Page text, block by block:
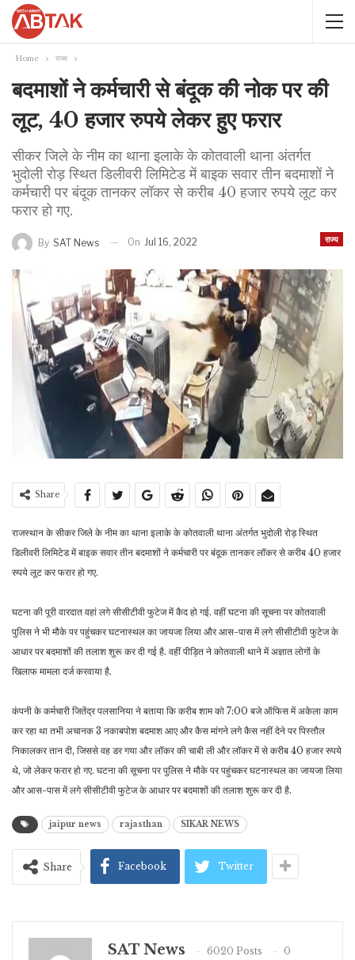
Home राज्य
बदमाशों ने कर्मचारी से बंदूक की नोक पर की
लूट, 40 हजार रुपये लेकर हुए फरार
सीकर जिले के नीम का थाना इलाके के कोतवाली थाना अंतर्गत
भुदोली रोड़ स्थित डिलीवरी लिमिटेड में बाइक सवार तीन बदमाशों ने
कर्मचारी पर बंदूक तानकर लॉकर से करीब 40 हजार रुपये लूट कर
फरार हो गए.
राज्य
By SAT News On Jul 16, 2022
Share
राजस्थान के सीकर जिले के नीम का थाना इलाके के कोतवाली थाना अंतर्गत भुदोली रोड़ स्थित
डिलीवरी लिमिटेड में बाइक सवार तीन बदमाशों ने कर्मचारी पर बंदूक तानकर लॉकर से करीब 40 हजार
रुपये लूट कर फरार हो गए.
घटना की पूरी वारदात वहां लगे सीसीटीवी फुटेज में कैद हो गई. वहीं घटना की सूचना पर कोतवाली
पुलिस ने भी मौके पर पहुंचकर घटनास्थल का जायजा लिया और आस-पास में लगे सीसीटीवी फुटेज के
आधार पर बदमाशों की तलाश शुरू कर दी गई है. वहीं पीड़ित ने कोतवाली थाने में अज्ञात लोगों के
खिलाफ मामला दर्ज करवाया है.
कंपनी के कर्मचारी जितेंद्र पलसानिया ने बताया कि करीब शाम को 7:00 बजे ऑफिस में अकेला काम
कर रहा था तभी अचानक 3 नकाबपोश बदमाश आए और कैस मांगने लगे कैस नहीं देने पर पिस्तौल
निकालकर तान दी, जिससे वह डर गया और लॉकर की चाबी ली और लॉकर में से करीब 40 हजार रुपये
थे, जो लेकर फरार हो गए. घटना की सूचना पर पुलिस ने मौके पर पहुंचकर घटनास्थल का जायजा लिया
और आस-पास में लगे सीसीटीवी फुटेज के आधार पर बदमाशों की तलाश शुरू कर दी है.
jaipur news rajasthan SIKAR NEWS
Share Facebook Twitter
SAT News 6020 Posts
0